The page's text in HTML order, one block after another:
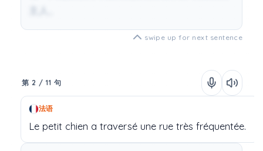
swipe up for next sentence
第 2 / 11 句
法语
Le petit chien a traversé une rue très fréquentée.